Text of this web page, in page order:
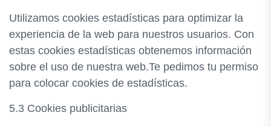
Utilizamos cookies estadísticas para optimizar la
experiencia de la web para nuestros usuarios. Con
estas cookies estadísticas obtenemos información
sobre el uso de nuestra web.Te pedimos tu permiso
para colocar cookies de estadísticas.
5.3 Cookies publicitarias